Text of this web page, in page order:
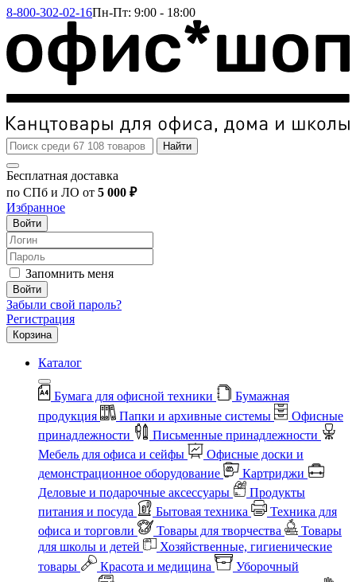
8-800-302-02-16Пн-Пт: 9:00 - 18:00
Найти
Бесплатная доставка
по СПб и ЛО от 5 000 ₽
Избранное
Войти
Запомнить меня
Войти
Забыли свой пароль?
Регистрация
Корзина
Каталог
Бумага для офисной техники
Бумажная
продукция
Папки и архивные системы
Офисные
принадлежности
Письменные принадлежности
Мебель для офиса и сейфы
Офисные доски и
демонстрационное оборудование
Картриджи
Деловые и подарочные аксессуары
Продукты
питания и посуда
Бытовая техника
Техника для
офиса и торговли
Товары для творчества
Товары
для школы и детей
Хозяйственные, гигиенические
товары
Красота и медицина
Уборочный